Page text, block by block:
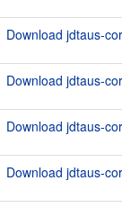
Download jdtaus-
Download jdtaus-
Download jdtaus-
Download jdtaus-